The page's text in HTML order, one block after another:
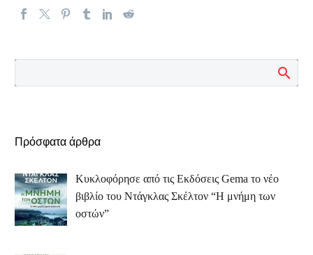
Πρόσφατα άρθρα
Κυκλοφόρησε από τις Εκδόσεις Gema το νέο
βιβλίο του Ντάγκλας Σκέλτον “Η μνήμη των
οστών”